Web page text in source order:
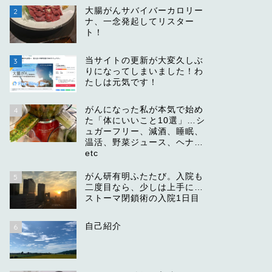
2
大腸がんサバイバーカロリー
ナ、一念発起してリスター
ト！
3
当サイトの更新が大変久しぶ
りになってしまいました！わ
たしは元気です！
4
がんになった私が本気で始め
た「体にいいこと10選」…シ
ュガーフリー、減酒、睡眠、
温活、野菜ジュース、ヘナ…
etc
5
がん研有明ふたたび。入院も
二度目なら、少しは上手に…
ストーマ閉鎖術の入院1日目
6 自己紹介